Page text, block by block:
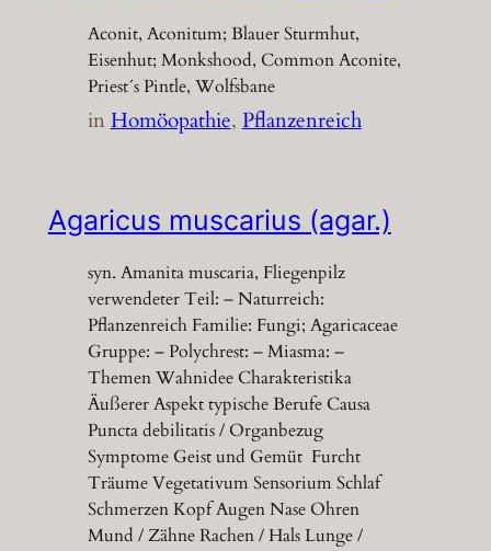
Aconit, Aconitum; Blauer Sturmhut,
Eisenhut; Monkshood, Common Aconite,
Priest´s Pintle, Wolfsbane
inHomöopathie, Pflanzenreich
Agaricus muscarius (agar.)
syn. Amanita muscaria, Fliegenpilz
verwendeter Teil: – Naturreich:
Pflanzenreich Familie: Fungi; Agaricaceae
Gruppe: – Polychrest: – Miasma: –
Themen Wahnidee Charakteristika
Äußerer Aspekt typische Berufe Causa
Puncta debilitatis / Organbezug
Symptome Geist und Gemüt Furcht
Träume Vegetativum Sensorium Schlaf
Schmerzen Kopf Augen Nase Ohren
Mund / Zähne Rachen / Hals Lunge /